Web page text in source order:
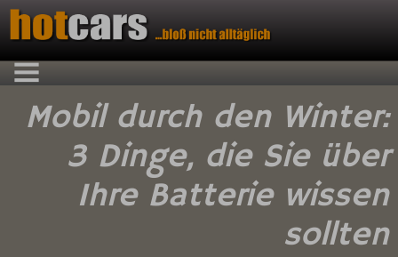
Mobil durch den Winter:
3 Dinge, die Sie über
Ihre Batterie wissen
sollten